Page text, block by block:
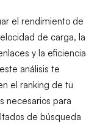
el rendimiento de
de carga, la
y la eficiencia
análisis te
el ranking de tu
necesarios para
de búsqueda